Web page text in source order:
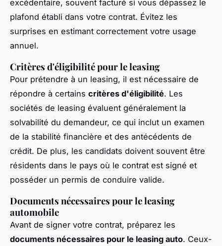
excédentaire, souvent facturé si vous dépassez le
plafond établi dans votre contrat. Évitez les
surprises en estimant correctement votre usage
annuel.
Critères d'éligibilité pour le leasing
Pour prétendre à un leasing, il est nécessaire de
répondre à certains critères d'éligibilité. Les
sociétés de leasing évaluent généralement la
solvabilité du demandeur, ce qui inclut un examen
de la stabilité financière et des antécédents de
crédit. De plus, les candidats doivent souvent être
résidents dans le pays où le contrat est signé et
posséder un permis de conduire valide.
Documents nécessaires pour le leasing
automobile
Avant de signer votre contrat, préparez les
documents nécessaires pour le leasing auto. Ceux-